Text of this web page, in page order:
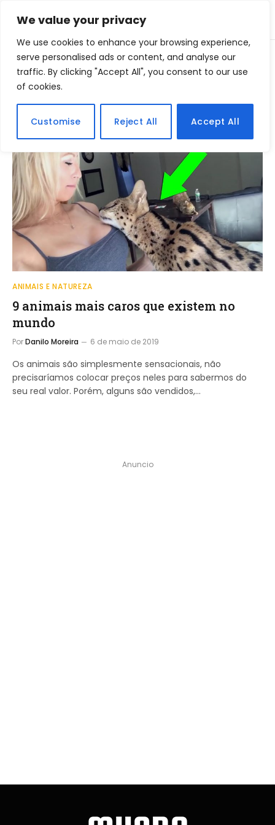
We value your privacy
We use cookies to enhance your browsing experience,
serve personalised ads or content, and analyse our
traffic. By clicking "Accept All", you consent to our use
of cookies.
Customise Reject All Accept All
Home » Posts Tagged "dolares"
BROWSING:
ANIMAIS E NATUREZA
9 animais mais caros que existem no
mundo
PorDanilo Moreira 6 de maio de 2019
Os animais são simplesmente sensacionais, não
precisaríamos colocar preços neles para sabermos do
seu real valor. Porém, alguns são vendidos,…
Anuncio